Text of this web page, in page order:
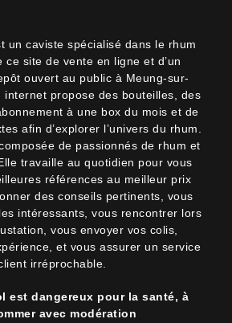
un caviste spécialisé dans le rhum
ce site de vente en ligne et d’un
ouvert au public à Meung-sur-
internet propose des bouteilles, des
à une box du mois et de
afin d’explorer l’univers du rhum.
de passionnés de rhum et
travaille au quotidien pour vous
références au meilleur prix
des conseils pertinents, vous
intéressants, vous rencontrer lors
vous envoyer vos colis,
et vous assurer un service
irréprochable.
est dangereux pour la santé, à
avec modération